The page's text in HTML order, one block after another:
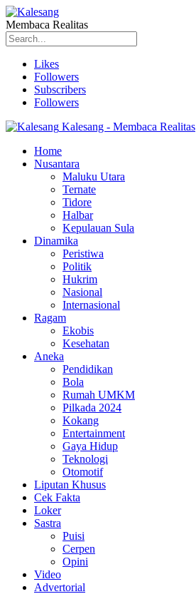
Membaca Realitas
Likes
Followers
Subscribers
Followers
Kalesang - Membaca Realitas
Home
Nusantara
Maluku Utara
Ternate
Tidore
Halbar
Kepulauan Sula
Dinamika
Peristiwa
Politik
Hukrim
Nasional
Internasional
Ragam
Ekobis
Kesehatan
Aneka
Pendidikan
Bola
Rumah UMKM
Pilkada 2024
Kokang
Entertainment
Gaya Hidup
Teknologi
Otomotif
Liputan Khusus
Cek Fakta
Loker
Sastra
Puisi
Cerpen
Opini
Video
Advertorial